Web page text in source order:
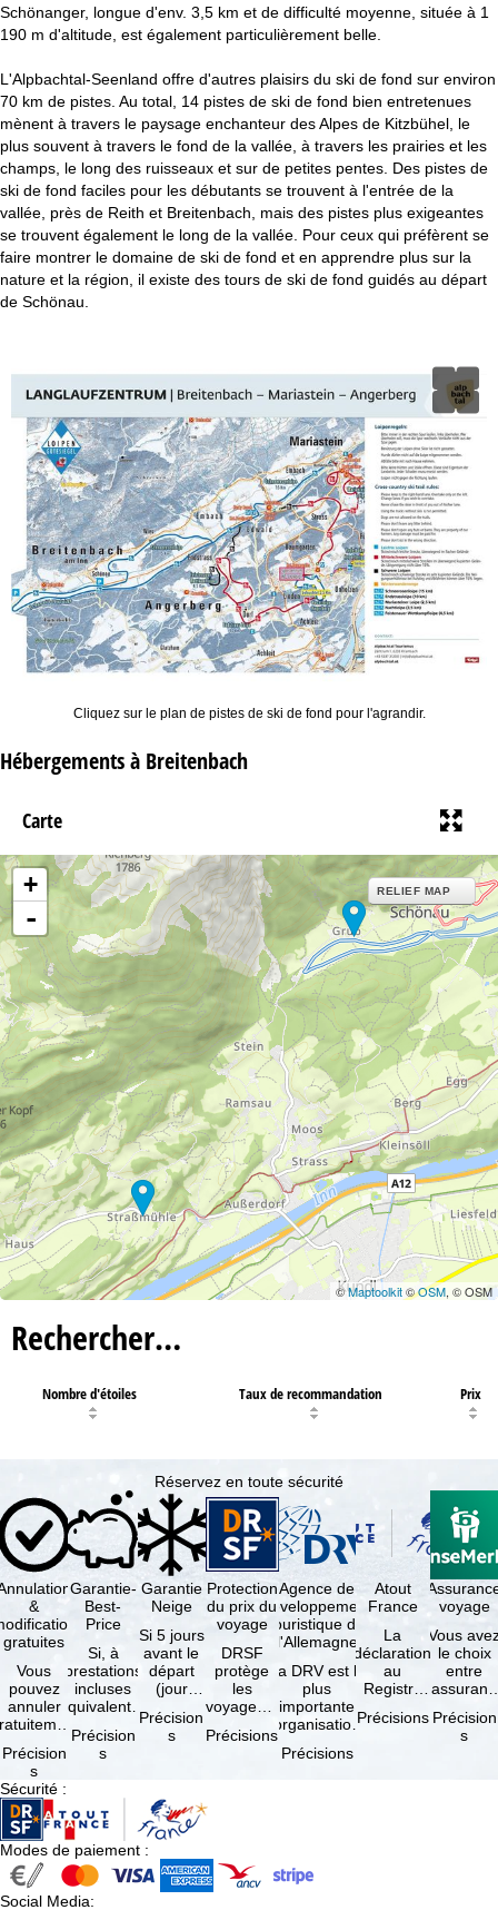
e
l
Schönanger, longue d'env. 3,5 km et de difficulté moyenne, située à 1
190 m d'altitude, est également particulièrement belle.
L'Alpbachtal-Seenland offre d'autres plaisirs du ski de fond sur environ
70 km de pistes. Au total, 14 pistes de ski de fond bien entretenues
mènent à travers le paysage enchanteur des Alpes de Kitzbühel, le
plus souvent à travers le fond de la vallée, à travers les prairies et les
champs, le long des ruisseaux et sur de petites pentes. Des pistes de
ski de fond faciles pour les débutants se trouvent à l'entrée de la
vallée, près de Reith et Breitenbach, mais des pistes plus exigeantes
se trouvent également le long de la vallée. Pour ceux qui préfèrent se
faire montrer le domaine de ski de fond et en apprendre plus sur la
nature et la région, il existe des tours de ski de fond guidés au départ
de Schönau.
Cliquez sur le plan de pistes de ski de fond pour l'agrandir.
Hébergements à Breitenbach
Carte
+
-
RELIEF MAP
©Maptoolkit©OSM, © OSM
Rechercher…
Nombre d'étoiles Taux de recommandation Prix
Réservez en toute sécurité
&
gratuites
Vous
pouvez
annuler
suivant
la
à …
Précision
s
Garantie-
Best-
Price
Si, à
prestations
incluses
équivalentes
réserve de
disponibilités,
Précision
s
Garantie
Neige
Si 5 jours
avant le
départ
(jour
d'arrivée),
tous les
domaines
Précision
s
Protection
du prix du
voyage
DRSF
protège
les
voyageurs
réservent
Précisions
Agence de
développement
touristique de
l'Allemagne
La DRV est la
plus
importante
organisation
professionnels
Précisions
Atout
France
La
déclaration
au
Registre
Opérateurs
Précisions
voyage
Vous
le choix
entre
et
Précision
s
Sécurité :
Modes de paiement :
Social Media: